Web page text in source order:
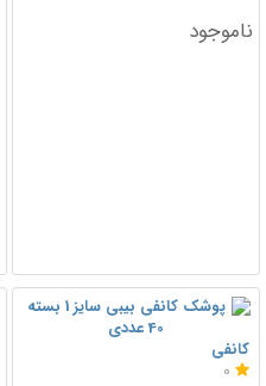
ناموجود
کانفی
0